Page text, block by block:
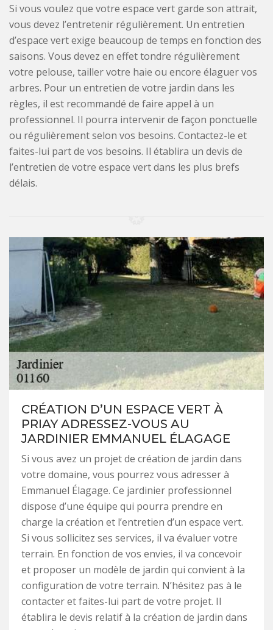
Si vous voulez que votre espace vert garde son attrait,
vous devez l’entretenir régulièrement. Un entretien
d’espace vert exige beaucoup de temps en fonction des
saisons. Vous devez en effet tondre régulièrement
votre pelouse, tailler votre haie ou encore élaguer vos
arbres. Pour un entretien de votre jardin dans les
règles, il est recommandé de faire appel à un
professionnel. Il pourra intervenir de façon ponctuelle
ou régulièrement selon vos besoins. Contactez-le et
faites-lui part de vos besoins. Il établira un devis de
l’entretien de votre espace vert dans les plus brefs
délais.
CRÉATION D’UN ESPACE VERT À
PRIAY ADRESSEZ-VOUS AU
JARDINIER EMMANUEL ÉLAGAGE
Si vous avez un projet de création de jardin dans
votre domaine, vous pourrez vous adresser à
Emmanuel Élagage. Ce jardinier professionnel
dispose d’une équipe qui pourra prendre en
charge la création et l’entretien d’un espace vert.
Si vous sollicitez ses services, il va évaluer votre
terrain. En fonction de vos envies, il va concevoir
et proposer un modèle de jardin qui convient à la
configuration de votre terrain. N’hésitez pas à le
contacter et faites-lui part de votre projet. Il
établira le devis relatif à la création de jardin dans